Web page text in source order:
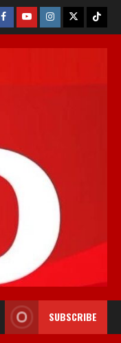
Facebook
YoutubeInstagram
X
SUBSCRIBE